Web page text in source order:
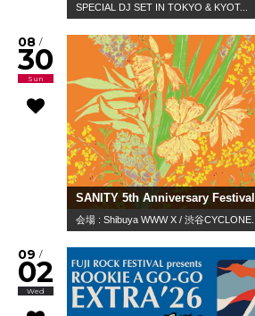
SPECIAL DJ SET IN TOKYO & KYOT...
08 /
30
Sun
SANITY 5th Anniversary Festival
会場 : Shibuya WWW X / 渋谷CYCLONE...
09 /
02
Wed